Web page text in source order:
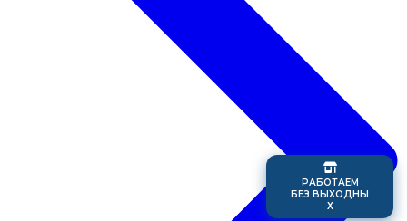
РАБОТАЕМ
БЕЗ ВЫХОДНЫ
Х